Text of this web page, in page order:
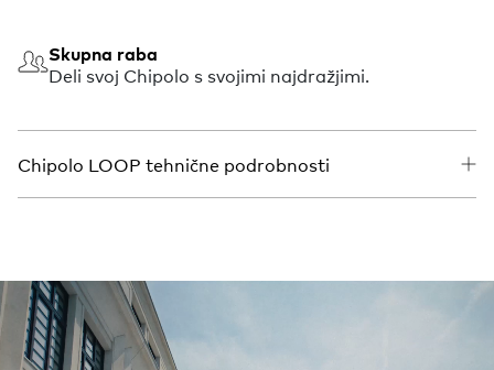
Skupna raba
Deli svoj Chipolo s svojimi najdražjimi.
Chipolo LOOP tehnične podrobnosti